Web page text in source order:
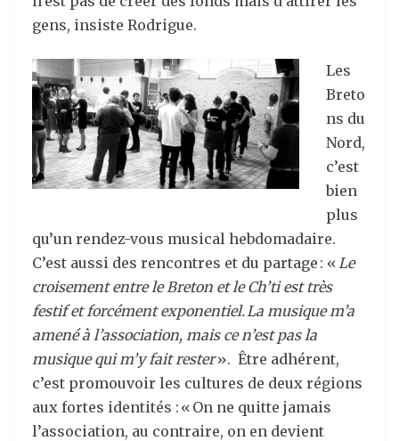
gens, insiste Rodrigue.
Les
Breto
ns du
Nord,
c’est
bien
plus
qu’un rendez-vous musical hebdomadaire.
C’est aussi des rencontres et du partage : «Le
croisement entre le Breton et le Ch’ti est très
festif et forcément exponentiel. La musique m’a
amené à l’association, mais ce n’est pas la
musique qui m’y fait rester». Être adhérent,
c’est promouvoir les cultures de deux régions
aux fortes identités : « On ne quitte jamais
l’association, au contraire, on en devient